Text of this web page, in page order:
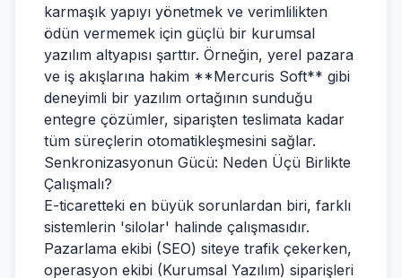
karmaşık yapıyı yönetmek ve verimlilikten
ödün vermemek için güçlü bir kurumsal
yazılım altyapısı şarttır. Örneğin, yerel pazara
ve iş akışlarına hakim **Mercuris Soft** gibi
deneyimli bir yazılım ortağının sunduğu
entegre çözümler, siparişten teslimata kadar
tüm süreçlerin otomatikleşmesini sağlar.
Senkronizasyonun Gücü: Neden Üçü Birlikte
Çalışmalı?
E-ticaretteki en büyük sorunlardan biri, farklı
sistemlerin 'silolar' halinde çalışmasıdır.
Pazarlama ekibi (SEO) siteye trafik çekerken,
operasyon ekibi (Kurumsal Yazılım) siparişleri